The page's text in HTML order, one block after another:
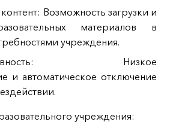
Возможность загрузки и
материалов в
учреждения.
Низкое
и автоматическое отключение
учреждения: